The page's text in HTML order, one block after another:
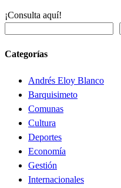
¡Consulta aquí!
Categorías
Andrés Eloy Blanco
Barquisimeto
Comunas
Cultura
Deportes
Economía
Gestión
Internacionales